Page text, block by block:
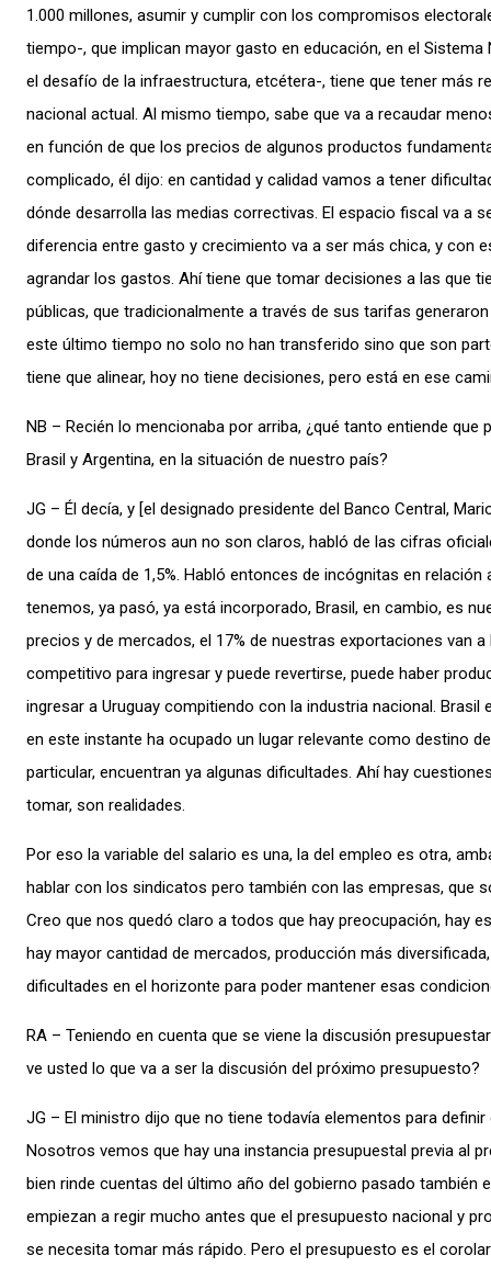
1.000 millones, asumir y cumplir con los compromisos
tiempo-, que implican mayor gasto en educación, en el
el desafío de la infraestructura, etcétera-, tiene que tener más
nacional actual. Al mismo tiempo, sabe que va a recaudar
en función de que los precios de algunos productos
complicado, él dijo: en cantidad y calidad vamos a tener
dónde desarrolla las medias correctivas. El espacio fiscal va a
diferencia entre gasto y crecimiento va a ser más chica, y con
agrandar los gastos. Ahí tiene que tomar decisiones a las que
públicas, que tradicionalmente a través de sus tarifas
este último tiempo no solo no han transferido sino que son
tiene que alinear, hoy no tiene decisiones, pero está en ese
NB – Recién lo mencionaba por arriba, ¿qué tanto entiende
Brasil y Argentina, en la situación de nuestro país?
JG – Él decía, y [el designado presidente del Banco Central,
donde los números aun no son claros, habló de las cifras
de una caída de 1,5%. Habló entonces de incógnitas en
tenemos, ya pasó, ya está incorporado, Brasil, en cambio, es
precios y de mercados, el 17% de nuestras exportaciones van
competitivo para ingresar y puede revertirse, puede haber
ingresar a Uruguay compitiendo con la industria nacional.
en este instante ha ocupado un lugar relevante como destino
particular, encuentran ya algunas dificultades. Ahí hay
tomar, son realidades.
Por eso la variable del salario es una, la del empleo es otra,
hablar con los sindicatos pero también con las empresas, que
Creo que nos quedó claro a todos que hay preocupación, hay
hay mayor cantidad de mercados, producción más
dificultades en el horizonte para poder mantener esas
RA – Teniendo en cuenta que se viene la discusión
ve usted lo que va a ser la discusión del próximo presupuesto?
JG – El ministro dijo que no tiene todavía elementos para
Nosotros vemos que hay una instancia presupuestal previa al
bien rinde cuentas del último año del gobierno pasado
empiezan a regir mucho antes que el presupuesto nacional y
se necesita tomar más rápido. Pero el presupuesto es el